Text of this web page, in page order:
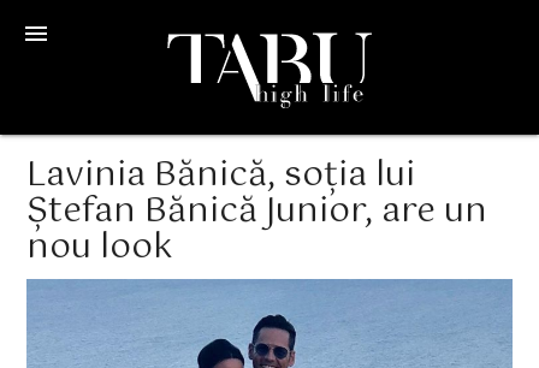
menu
Lavinia Bănică, soția lui
Ștefan Bănică Junior, are un
nou look